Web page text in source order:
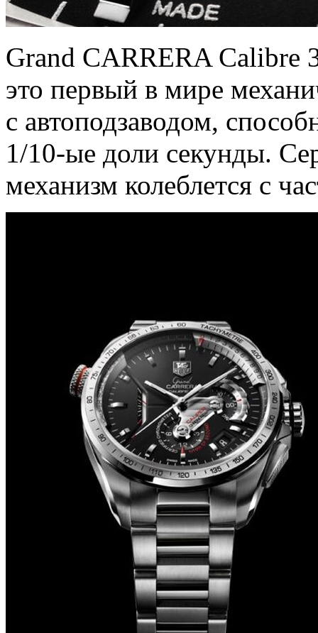
Grand CARRERA Calibre
это первый в мире
с автоподзаводом,
1/10-ые доли секунды.
механизм колеблется с